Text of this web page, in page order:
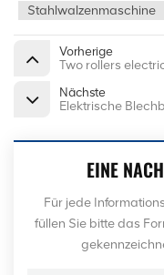
Stahlwalzenmaschine
Vorherige
Two rollers
Nächste
Elektrische
EINE
Für jede
füllen Sie bitte das